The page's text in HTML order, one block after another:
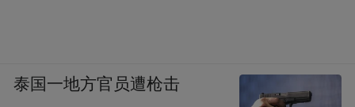
泰国一地方官员遭枪击